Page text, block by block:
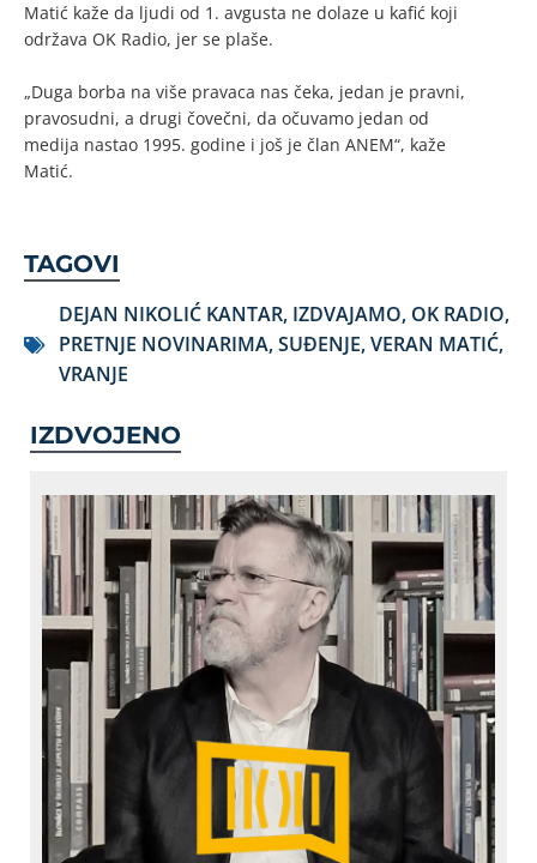
Matić kaže da ljudi od 1. avgusta ne dolaze u kafić koji
održava OK Radio, jer se plaše.
„Duga borba na više pravaca nas čeka, jedan je pravni,
pravosudni, a drugi čovečni, da očuvamo jedan od
medija nastao 1995. godine i još je član ANEM“, kaže
Matić.
TAGOVI
DEJAN NIKOLIĆ KANTAR, IZDVAJAMO, OK RADIO,
PRETNJE NOVINARIMA,SUĐENJE,VERAN MATIĆ,
VRANJE
IZDVOJENO